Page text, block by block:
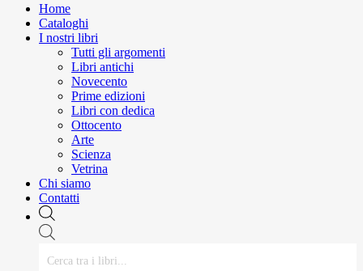
Home
Cataloghi
I nostri libri
Tutti gli argomenti
Libri antichi
Novecento
Prime edizioni
Libri con dedica
Ottocento
Arte
Scienza
Vetrina
Chi siamo
Contatti